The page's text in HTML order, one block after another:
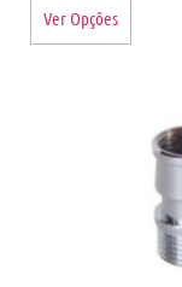
Ver Opções